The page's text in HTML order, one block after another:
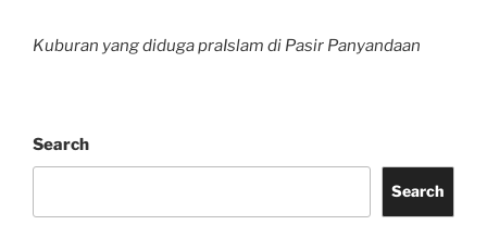
Kuburan yang diduga praIslam di Pasir Panyandaan
Search
Search